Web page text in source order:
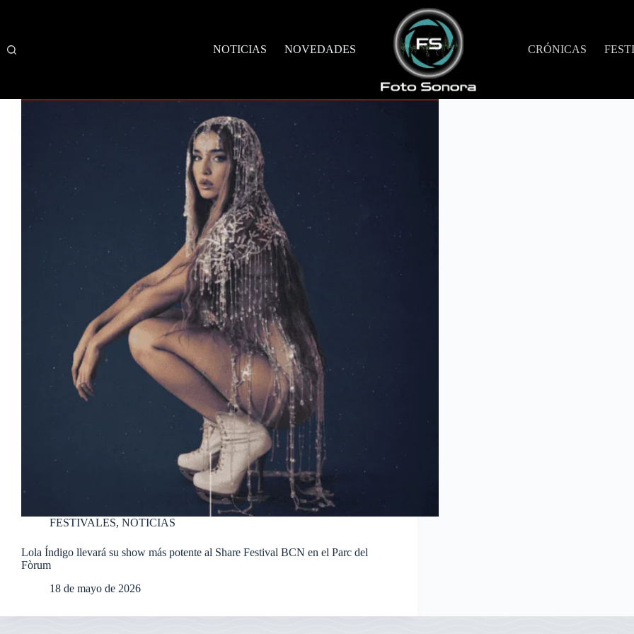
NOTICIAS
NOVEDADES CRÓNICAS
FESTIVALES, NOTICIAS
Lola Índigo llevará su show más potente al Share Festival BCN en el Parc del
Fòrum
18 de mayo de 2026